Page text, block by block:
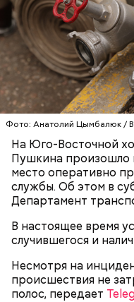
Фото: Анатолий Цымбалюк /
На Юго-Восточной
Пушкина произошло
место оперативно
службы. Об этом в
Департамент
В настоящее время
случившегося и
Несмотря на
происшествия не
полос, передает
Блогеру грозило до
— Мы съездили за
поднялись домой. У
через сутки... Его
реанимировали, и
Миссюра на
Play
Video
Видео: пресс-служба ГСУ